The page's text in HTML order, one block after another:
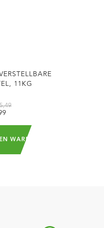
11KG
WARENKORB